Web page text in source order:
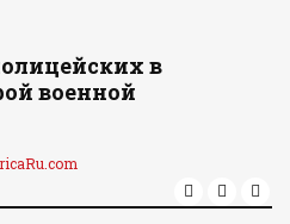
в
военной